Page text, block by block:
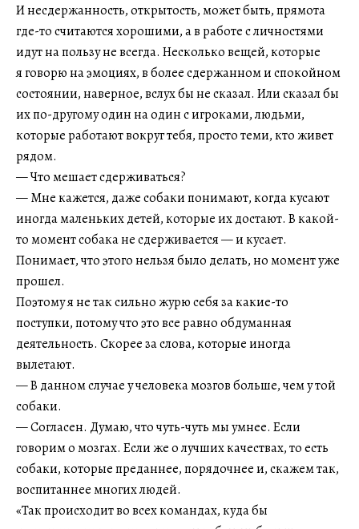
И несдержанность, открытость, может быть, прямота
где-то считаются хорошими, а в работе с личностями
идут на пользу не всегда. Несколько вещей, которые
я говорю на эмоциях, в более сдержанном и спокойном
состоянии, наверное, вслух бы не сказал. Или сказал бы
их по-другому один на один с игроками, людьми,
которые работают вокруг тебя, просто теми, кто живет
рядом.
— Что мешает сдерживаться?
— Мне кажется, даже собаки понимают, когда кусают
иногда маленьких детей, которые их достают. В какой-
то момент собака не сдерживается — и кусает.
Понимает, что этого нельзя было делать, но момент уже
прошел.
Поэтому я не так сильно журю себя за какие-то
поступки, потому что это все равно обдуманная
деятельность. Скорее за слова, которые иногда
вылетают.
— В данном случае у человека мозгов больше, чем у той
собаки.
— Согласен. Думаю, что чуть-чуть мы умнее. Если
говорим о мозгах. Если же о лучших качествах, то есть
собаки, которые преданнее, порядочнее и, скажем так,
воспитаннее многих людей.
«Так происходит во всех командах, куда бы